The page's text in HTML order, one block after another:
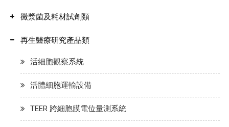
黴漿菌及耗材試劑類
再生醫療研究產品類
活細胞觀察系統
活體細胞運輸設備
TEER 跨細胞膜電位量測系統